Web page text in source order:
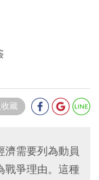
藏
濟需要列為動員
戰爭理由。這種